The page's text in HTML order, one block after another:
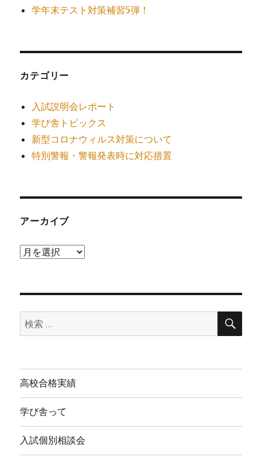
学年末テスト対策補習5弾！
カテゴリー
入試説明会レポート
学び舎トピックス
新型コロナウィルス対策について
特別警報・警報発表時に対応措置
アーカイブ
ア
検
索:
検
高校合格実績
学び舎って
入試個別相談会